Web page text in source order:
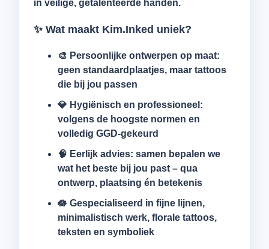
in veilige, getalenteerde handen.
✨ Wat maakt Kim.Inked uniek?
🎨 Persoonlijke ontwerpen op maat:
geen standaardplaatjes, maar tattoos
die bij jou passen
💎 Hygiënisch en professioneel :
volgens de hoogste normen en
volledig GGD-gekeurd
🧠 Eerlijk advies: samen bepalen we
wat het beste bij jou past – qua
ontwerp, plaatsing én betekenis
🪷 Gespecialiseerd in fijne lijnen,
minimalistisch werk, florale tattoos,
teksten en symboliek